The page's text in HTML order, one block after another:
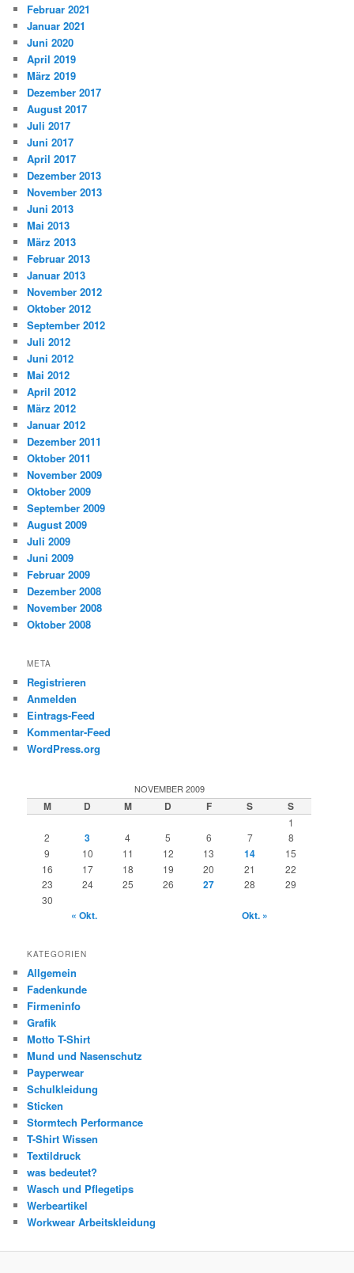
Februar 2021
Januar 2021
Juni 2020
April 2019
März 2019
Dezember 2017
August 2017
Juli 2017
Juni 2017
April 2017
Dezember 2013
November 2013
Juni 2013
Mai 2013
März 2013
Februar 2013
Januar 2013
November 2012
Oktober 2012
September 2012
Juli 2012
Juni 2012
Mai 2012
April 2012
März 2012
Januar 2012
Dezember 2011
Oktober 2011
November 2009
Oktober 2009
September 2009
August 2009
Juli 2009
Juni 2009
Februar 2009
Dezember 2008
November 2008
Oktober 2008
META
Registrieren
Anmelden
Eintrags-Feed
Kommentar-Feed
WordPress.org
NOVEMBER 2009
M D M D F S S
1
2
3 4 5 6 7
8
9
10 11 12 13 14
15
16
17 18 19 20 21
22
23
24 25 26 27 28
29
30
« Okt. Okt. »
KATEGORIEN
Allgemein
Fadenkunde
Firmeninfo
Grafik
Motto T-Shirt
Mund und Nasenschutz
Payperwear
Schulkleidung
Sticken
Stormtech Performance
T-Shirt Wissen
Textildruck
was bedeutet?
Wasch und Pflegetips
Werbeartikel
Workwear Arbeitskleidung